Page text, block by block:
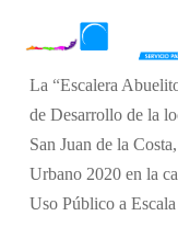
La “Escalera
de Desarrollo de la
San Juan de la
Urbano 2020 en la
Uso Público a